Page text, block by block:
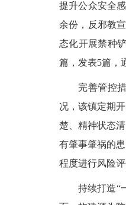
提升公众安全
余份，反邪教
态化开展禁种
篇，发表5篇，
完善管控
况，该镇定期
楚、精神状态
有肇事肇祸的
程度进行风险
持续打造“